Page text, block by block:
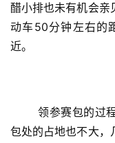
醋小排也未有机会亲
动车50分钟左右的
近。
	领参赛包的过程波澜不惊，三下五除二就搞定了。领
包处的占地也不大，